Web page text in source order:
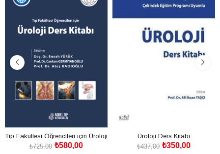
%20İndirim
Tıp Fakültesi Öğrencileri için Üroloji
Ders Kitabı
₺580,00
₺725,00
Üroloji Ders Kitabı
₺350,00
₺437,00